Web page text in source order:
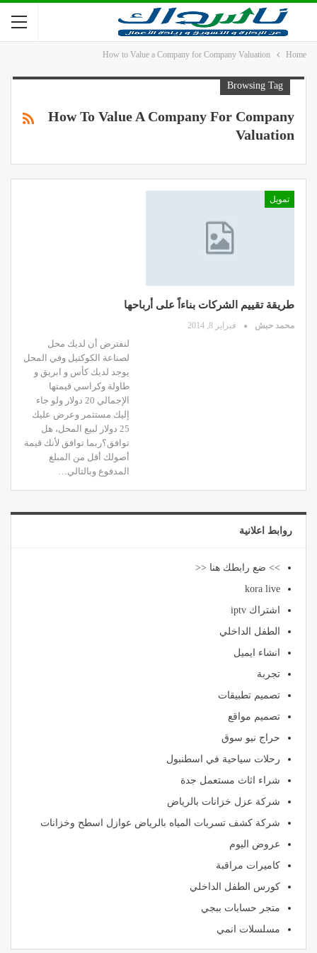
Home
How to Value a Company for Company Valuation
Browsing Tag
How To Value A Company For Company
Valuation
تمويل
طريقة تقييم الشركات بناءاً على أرباحها
محمد حبش فبراير 8, 2014
لنفترض أن لديك محل
لصناعة الكوكتيل وفي المحل
يوجد لديك كأس و ابريق و
طاولة وكراسي قيمتها
الإجمالي 20 دولار ولو جاء
إليك مستثمر وعرض عليك
25 دولار لبيع المحل، هل
توافق؟ربما توافق لأنك قيمة
أصولك أقل من المبلغ
المدفوع وبالتالي…
روابط اعلانية
>> ضع رابطك هنا <<
kora live
اشتراك iptv
الطفل الداخلي
انشاء ايميل
تجربة
تصميم تطبيقات
تصميم مواقع
حراج نيو سوق
رحلات سياحية في اسطنبول
شراء اثاث مستعمل جدة
شركة عزل خزانات بالرياض
شركة كشف تسربات المياه بالرياض عوازل اسطح وخزانات
عروض اليوم
كاميرات مراقبة
كورس الطفل الداخلي
متجر حسابات ببجي
مسلسلات انمي